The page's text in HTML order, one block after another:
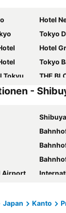
Hotel
Tokyo
Hotel
Tokyo
Tokyu
THE
Shiodome
Hotel
Hotel
HOTEL
Premier
LYURO Tokyo
Tower
all day
APA Hotel
Hotel
Dai-
-
Shibuya
Airport
Japan Kanto